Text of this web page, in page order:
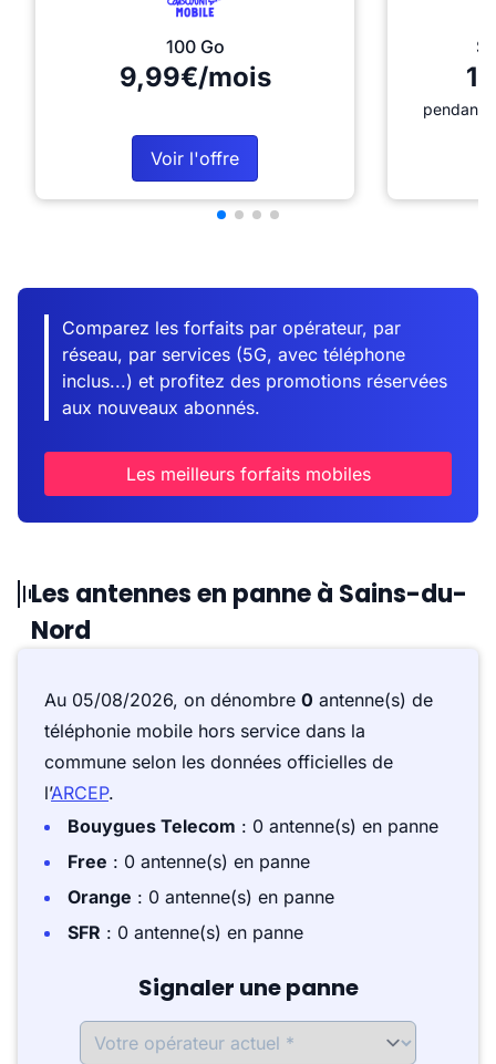
100 Go
9,99€/mois
Voir l'offre
pendant
Comparez les forfaits par opérateur, par
réseau, par services (5G, avec téléphone
inclus...) et profitez des promotions réservées
aux nouveaux abonnés.
Les meilleurs forfaits mobiles
Les antennes en panne à Sains-du-
Nord
Au 05/08/2026, on dénombre 0 antenne(s) de
téléphonie mobile hors service dans la
commune selon les données officielles de
l’ARCEP.
Bouygues Telecom : 0 antenne(s) en panne
Free : 0 antenne(s) en panne
Orange : 0 antenne(s) en panne
SFR : 0 antenne(s) en panne
Signaler une panne